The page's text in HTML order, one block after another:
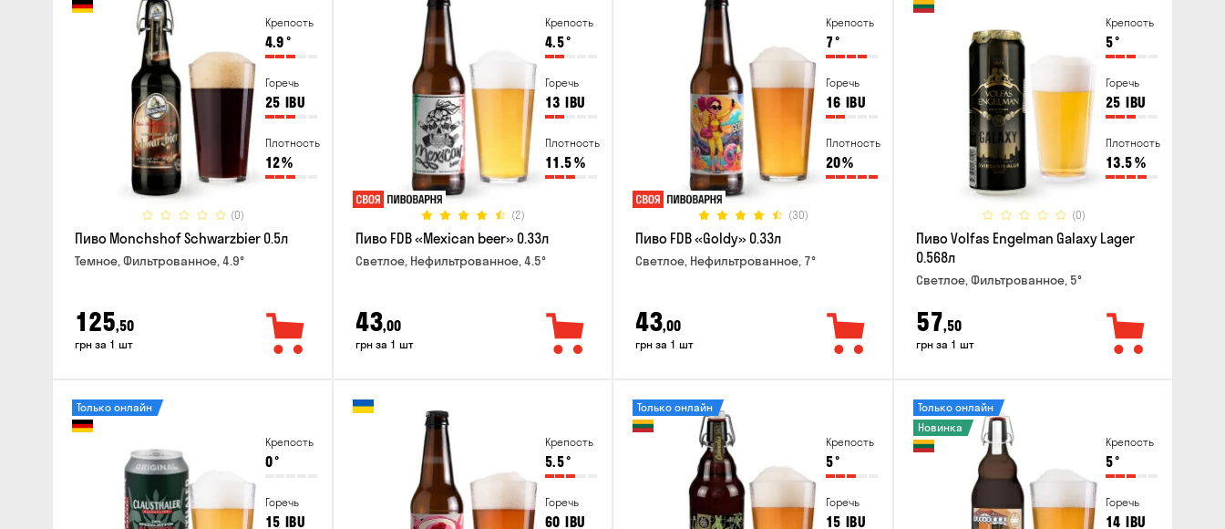
Крепость
4.9°
Горечь
25 IBU
Плотность
12%
(0)
Пиво Monchshof Schwarzbier 0.5л
Темное, Фильтрованное, 4.9°
125,50
грн за 1 шт
Крепость
4.5°
Горечь
13 IBU
Плотность
11.5%
(2)
Пиво FDB «Mexican beer» 0.33л
Светлое, Нефильтрованное, 4.5°
43,00
грн за 1 шт
Крепость
7°
Горечь
16 IBU
Плотность
20%
(30)
Пиво FDB «Goldy» 0.33л
Светлое, Нефильтрованное, 7°
43,00
грн за 1 шт
Крепость
5°
Горечь
25 IBU
Плотность
13.5%
(0)
Пиво Volfas Engelman Galaxy Lager
0.568л
Светлое, Фильтрованное, 5°
57,50
грн за 1 шт
Крепость
0°
Горечь
15 IBU
Только онлайн
Крепость
5.5°
Горечь
60 IBU
Крепость
5°
Горечь
15 IBU
Только онлайн
Крепость
5°
Горечь
14 IBU
Только онлайн
Новинка